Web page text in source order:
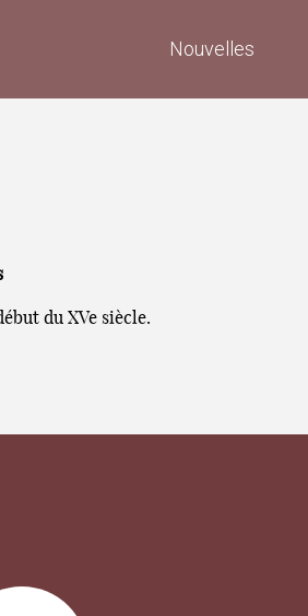
Nouvelles
du XVe siècle.